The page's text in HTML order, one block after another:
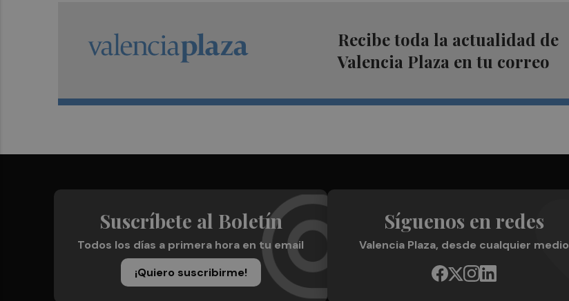
Recibe toda la actualidad de
Valencia Plaza en tu correo
Suscríbete al Boletín
Todos los días a primera hora en tu email
¡Quiero suscribirme!
Síguenos en redes
Valencia Plaza, desde cualquier medio